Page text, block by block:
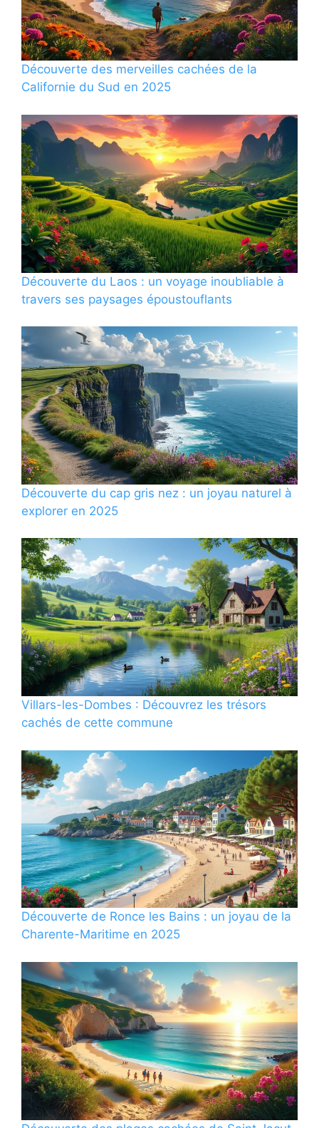
Découverte des merveilles cachées de la
Californie du Sud en 2025
Découverte du Laos : un voyage inoubliable à
travers ses paysages époustouflants
Découverte du cap gris nez : un joyau naturel à
explorer en 2025
Villars-les-Dombes : Découvrez les trésors
cachés de cette commune
Découverte de Ronce les Bains : un joyau de la
Charente-Maritime en 2025